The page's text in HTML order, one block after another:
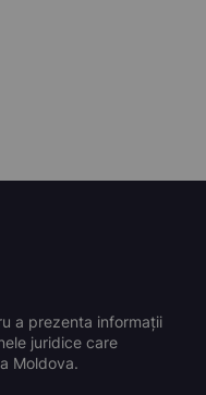
a prezenta informații
juridice care
Moldova.